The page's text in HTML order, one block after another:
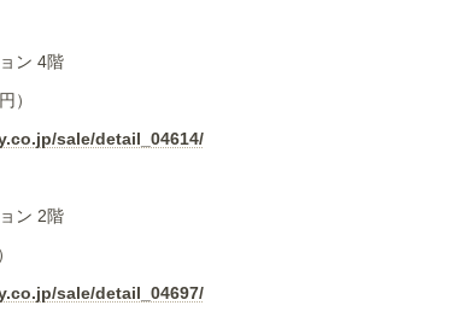
ン 4階
）
sale/detail_04614/
ン 2階
sale/detail_04697/